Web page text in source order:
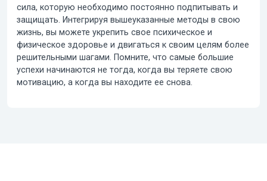
сила, которую необходимо постоянно подпитывать и
защищать. Интегрируя вышеуказанные методы в свою
жизнь, вы можете укрепить свое психическое и
физическое здоровье и двигаться к своим целям более
решительными шагами. Помните, что самые большие
успехи начинаются не тогда, когда вы теряете свою
мотивацию, а когда вы находите ее снова.